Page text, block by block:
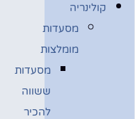
קולינריה
מסעדות
מומלצות
מסעדות
ששווה
להכיר